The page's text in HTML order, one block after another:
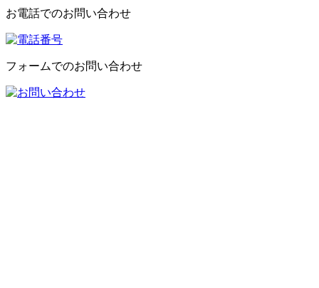
お電話でのお問い合わせ
フォームでのお問い合わせ